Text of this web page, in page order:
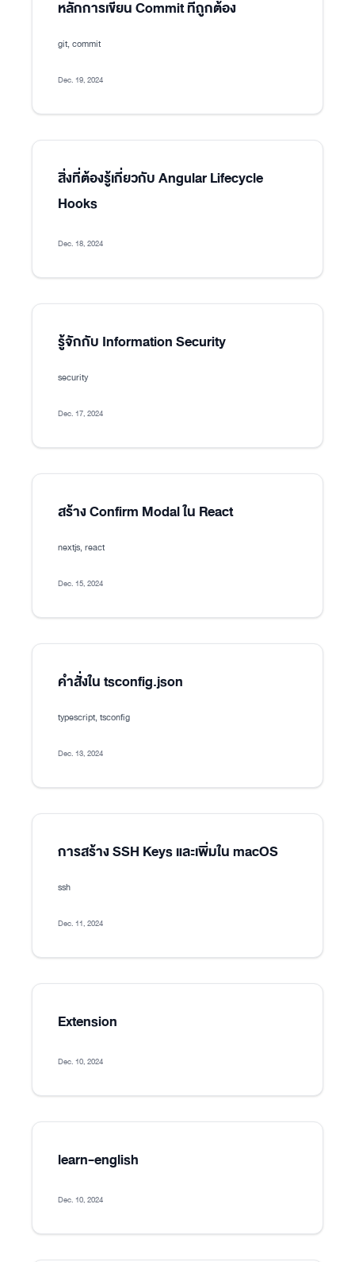
หลักการเขียน Commit ที่ถูกต้อง
git, commit
Dec. 19, 2024
สิ่งที่ต้องรู้เกี่ยวกับ Angular Lifecycle
Hooks
Dec. 18, 2024
รู้จักกับ Information Security
security
Dec. 17, 2024
สร้าง Confirm Modal ใน React
nextjs, react
Dec. 15, 2024
คำสั่งใน tsconfig.json
typescript, tsconfig
Dec. 13, 2024
การสร้าง SSH Keys และเพิ่มใน macOS
ssh
Dec. 11, 2024
Extension
Dec. 10, 2024
learn-english
Dec. 10, 2024